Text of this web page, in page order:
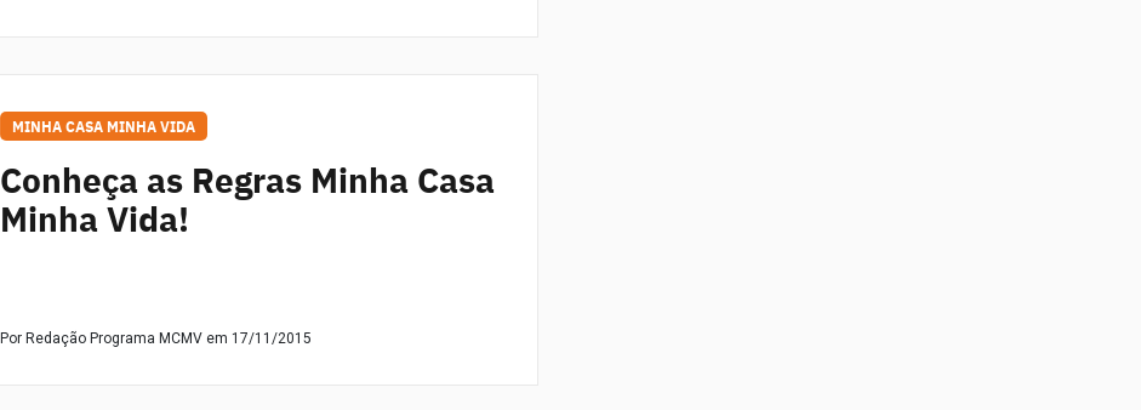
MINHA CASA MINHA VIDA
Conheça as Regras Minha Casa
Minha Vida!
Por Redação Programa MCMV em 17/11/2015